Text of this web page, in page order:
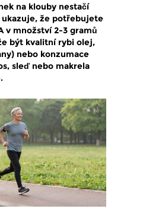
na klouby nestačí
ukazuje, že potřebujete
v množství 2-3 gramů
být kvalitní rybi olej,
nebo konzumace
sleď nebo makrela